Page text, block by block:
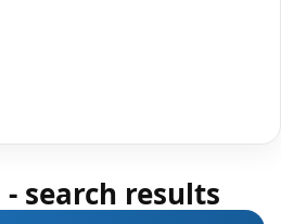
- search results